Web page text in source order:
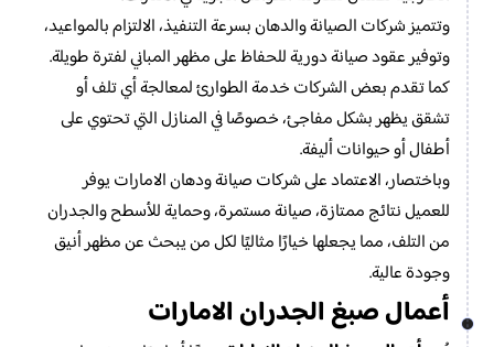
وتتميز شركات الصيانة والدهان بسرعة التنفيذ، الالتزام بالمواعيد،
وتوفير عقود صيانة دورية للحفاظ على مظهر المباني لفترة طويلة.
كما تقدم بعض الشركات خدمة الطوارئ لمعالجة أي تلف أو
تشقق يظهر بشكل مفاجئ، خصوصًا في المنازل التي تحتوي على
أطفال أو حيوانات أليفة.
وباختصار، الاعتماد على شركات صيانة ودهان الامارات يوفر
للعميل نتائج ممتازة، صيانة مستمرة، وحماية للأسطح والجدران
من التلف، مما يجعلها خيارًا مثاليًا لكل من يبحث عن مظهر أنيق
وجودة عالية.
أعمال صبغ الجدران الامارات